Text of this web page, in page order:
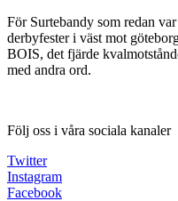
För Surtebandy som redan
derbyfester i väst mot
BOIS, det fjärde
med andra ord.
Följ oss i våra sociala kanaler
Twitter
Instagram
Facebook